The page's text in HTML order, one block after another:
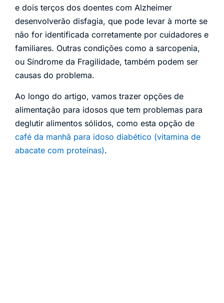
e dois terços dos doentes com Alzheimer
desenvolverão disfagia, que pode levar à morte se
não for identificada corretamente por cuidadores e
familiares. Outras condições como a sarcopenia,
ou Síndrome da Fragilidade, também podem ser
causas do problema.
Ao longo do artigo, vamos trazer opções de
alimentação para idosos que tem problemas para
deglutir alimentos sólidos, como esta opção de
café da manhã para idoso diabético (vitamina de
abacate com proteínas).